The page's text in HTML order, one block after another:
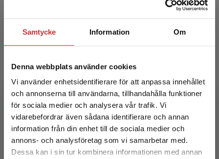
Samtycke Information Om
Denna webbplats använder cookies
Vi använder enhetsidentifierare för att anpassa innehållet
och annonserna till användarna, tillhandahålla funktioner
för sociala medier och analysera vår trafik. Vi
vidarebefordrar även sådana identifierare och annan
information från din enhet till de sociala medier och
annons- och analysföretag som vi samarbetar med.
Dessa kan i sin tur kombinera informationen med annan
Begränsad fraktregion
Digitalisering och styrning
Iveroth, Einar m.fl. (red.)